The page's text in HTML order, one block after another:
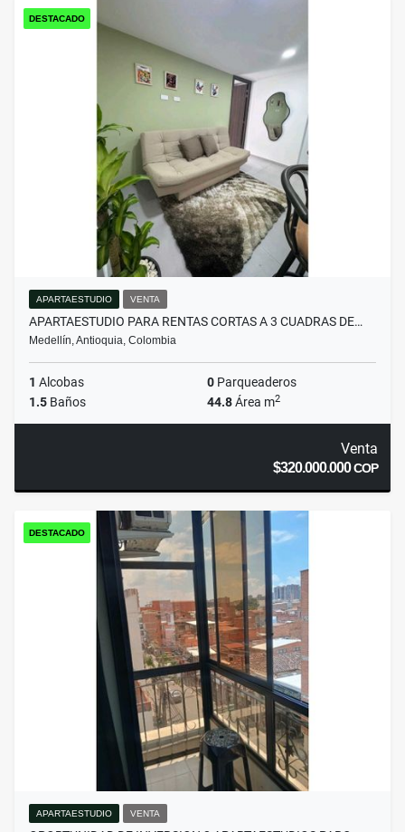
DESTACADO
APARTAESTUDIO VENTA
APARTAESTUDIO PARA RENTAS CORTAS A 3 CUADRAS DE…
Medellín, Antioquia, Colombia
1 Alcobas 0 Parqueaderos
1.5 Baños 44.8Área m2
Venta
$320.000.000COP
DESTACADO
APARTAESTUDIO VENTA